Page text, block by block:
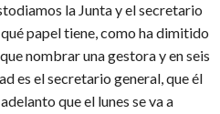
la Junta y el secretario
papel tiene, como ha dimitido
nombrar una gestora y en seis
es el secretario general, que él
que el lunes se va a